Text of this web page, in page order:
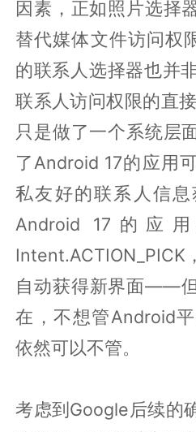
因素，正如照片选择
替代媒体文件访问权
的联系人选择器也并
联系人访问权限的直
只是做了一个系统层
了Android 17的应用
私友好的联系人信
Android 17的应
Intent.ACTION_PICK
自动获得新界面——
在，不想管Android
依然可以不管。
考虑到Google后续的